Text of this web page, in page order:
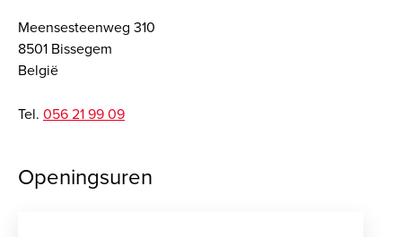
Meensesteenweg 310
8501 Bissegem
België
Tel. 056 21 99 09
Openingsuren